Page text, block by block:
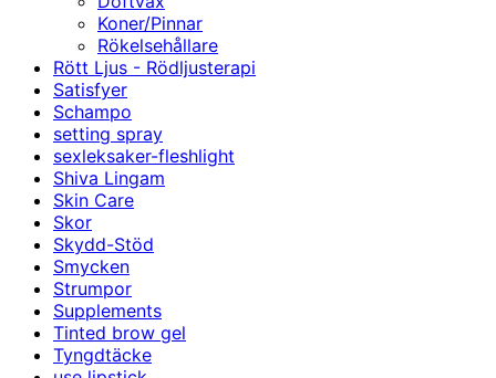
Koner/Pinnar
Rökelsehållare
Rött Ljus - Rödljusterapi
Satisfyer
Schampo
setting spray
sexleksaker-fleshlight
Shiva Lingam
Skin Care
Skor
Skydd-Stöd
Smycken
Strumpor
Supplements
Tinted brow gel
Tyngdtäcke